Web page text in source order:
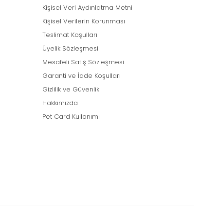
Kişisel Veri Aydınlatma Metni
Kişisel Verilerin Korunması
Teslimat Koşulları
Üyelik Sözleşmesi
Mesafeli Satış Sözleşmesi
Garanti ve İade Koşulları
Gizlilik ve Güvenlik
Hakkımızda
Pet Card Kullanımı